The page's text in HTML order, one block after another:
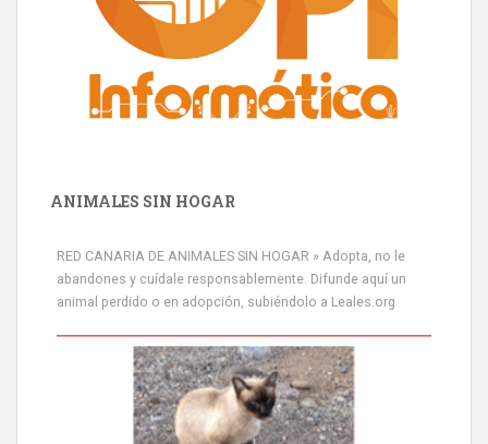
ANIMALES SIN HOGAR
RED CANARIA DE ANIMALES SIN HOGAR » Adopta, no le
abandones y cuídale responsablemente. Difunde aquí un
animal perdido o en adopción, subiéndolo a Leales.org